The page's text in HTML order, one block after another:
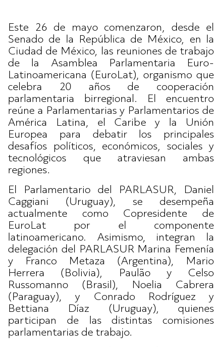
Este 26 de mayo comenzaron, desde el
Senado de la República de México, en la
Ciudad de México, las reuniones de trabajo
de la Asamblea Parlamentaria Euro-
Latinoamericana (EuroLat), organismo que
celebra 20 años de cooperación
parlamentaria birregional. El encuentro
reúne a Parlamentarias y Parlamentarios de
América Latina, el Caribe y la Unión
Europea para debatir los principales
desafíos políticos, económicos, sociales y
tecnológicos que atraviesan ambas
regiones.
El Parlamentario del PARLASUR, Daniel
Caggiani (Uruguay), se desempeña
actualmente como Copresidente de
EuroLat por el componente
latinoamericano. Asimismo, integran la
delegación del PARLASUR Marina Femenía
y Franco Metaza (Argentina), Mario
Herrera (Bolivia), Paulão y Celso
Russomanno (Brasil), Noelia Cabrera
(Paraguay), y Conrado Rodríguez y
Bettiana Díaz (Uruguay), quienes
participan de las distintas comisiones
parlamentarias de trabajo.